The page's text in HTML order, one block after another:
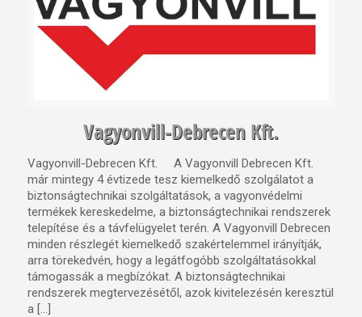
Vagyonvill-Debrecen Kft.
Vagyonvill-Debrecen Kft. A Vagyonvill Debrecen Kft.
már mintegy 4 évtizede tesz kiemelkedő szolgálatot a
biztonságtechnikai szolgáltatások, a vagyonvédelmi
termékek kereskedelme, a biztonságtechnikai rendszerek
telepítése és a távfelügyelet terén. A Vagyonvill Debrecen
minden részlegét kiemelkedő szakértelemmel irányítják,
arra törekedvén, hogy a legátfogóbb szolgáltatásokkal
támogassák a megbízókat. A biztonságtechnikai
rendszerek megtervezésétől, azok kivitelezésén keresztül
a […]